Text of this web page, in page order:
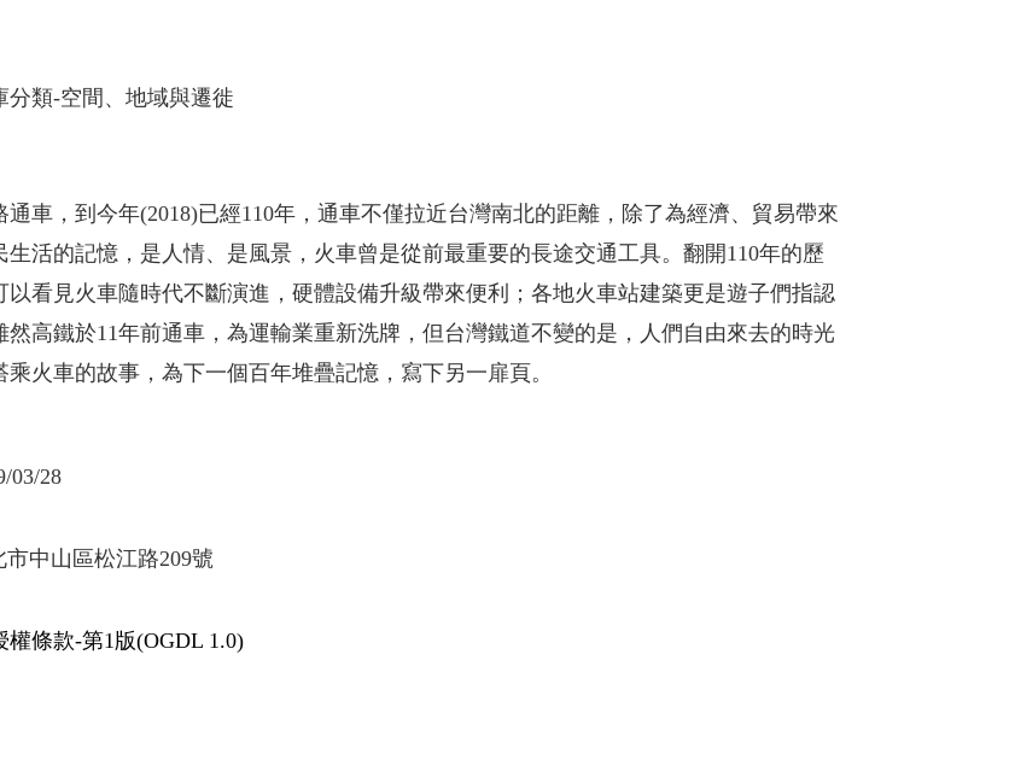
分類-空間、地域與遷徙
通車，到今年(2018)已經110年，通車不僅拉近台灣南北的距離，除了為經濟、貿易帶來
生活的記憶，是人情、是風景，火車曾是從前最重要的長途交通工具。翻開110年的歷
以看見火車隨時代不斷演進，硬體設備升級帶來便利；各地火車站建築更是遊子們指認
然高鐵於11年前通車，為運輸業重新洗牌，但台灣鐵道不變的是，人們自由來去的時光
火車的故事，為下一個百年堆疊記憶，寫下另一扉頁。
03/28
中山區松江路209號
條款-第1版(OGDL 1.0)